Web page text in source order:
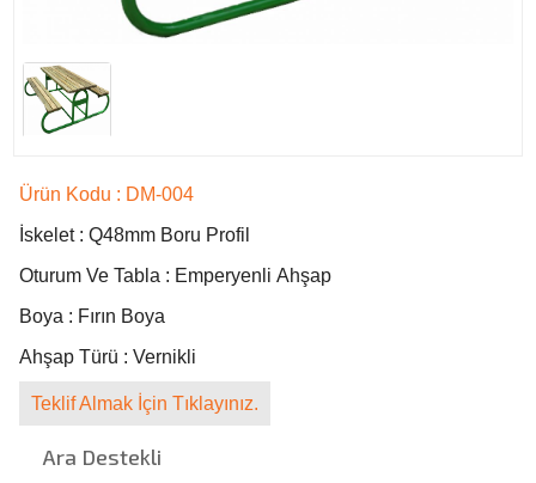
Ürün Kodu : DM-004
İskelet : Q48mm Boru Profil
Oturum Ve Tabla : Emperyenli Ahşap
Boya : Fırın Boya
Ahşap Türü : Vernikli
Teklif Almak İçin Tıklayınız.
Ara Destekli
ADANA - CEYHAN
ADANA - ÇUKUROVA